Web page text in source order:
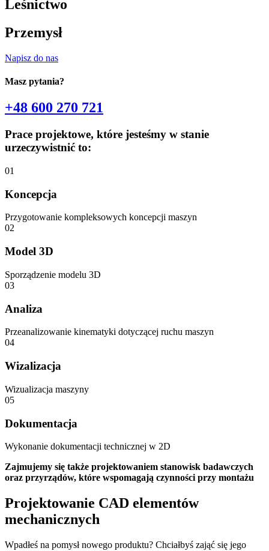
Leśnictwo
Przemysł
Napisz do nas
Masz pytania?
+48 600 270 721
Prace projektowe, które jesteśmy w stanie
urzeczywistnić to:
01
Koncepcja
Przygotowanie kompleksowych koncepcji maszyn
02
Model 3D
Sporządzenie modelu 3D
03
Analiza
Przeanalizowanie kinematyki dotyczącej ruchu maszyn
04
Wizalizacja
Wizualizacja maszyny
05
Dokumentacja
Wykonanie dokumentacji technicznej w 2D
Zajmujemy się także projektowaniem stanowisk badawczych
oraz przyrządów, które wspomagają czynności przy montażu
Projektowanie CAD elementów
mechanicznych
Wpadłeś na pomysł nowego produktu? Chciałbyś zająć się jego